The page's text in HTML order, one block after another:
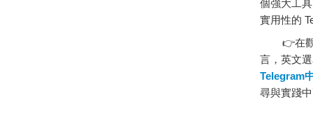
個強大工具
實用性的
👉在觀看
言，英文
Telegram
尋與實踐